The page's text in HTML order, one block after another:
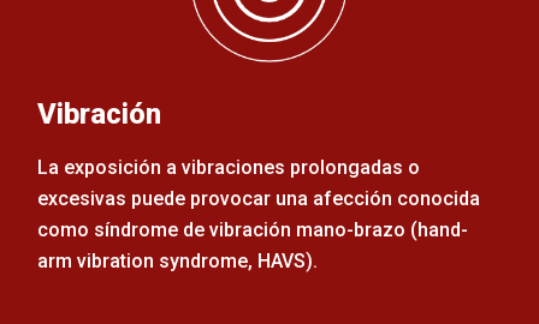
Vibración
La exposición a vibraciones prolongadas o
excesivas puede provocar una afección conocida
como síndrome de vibración mano-brazo (hand-
arm vibration syndrome, HAVS).